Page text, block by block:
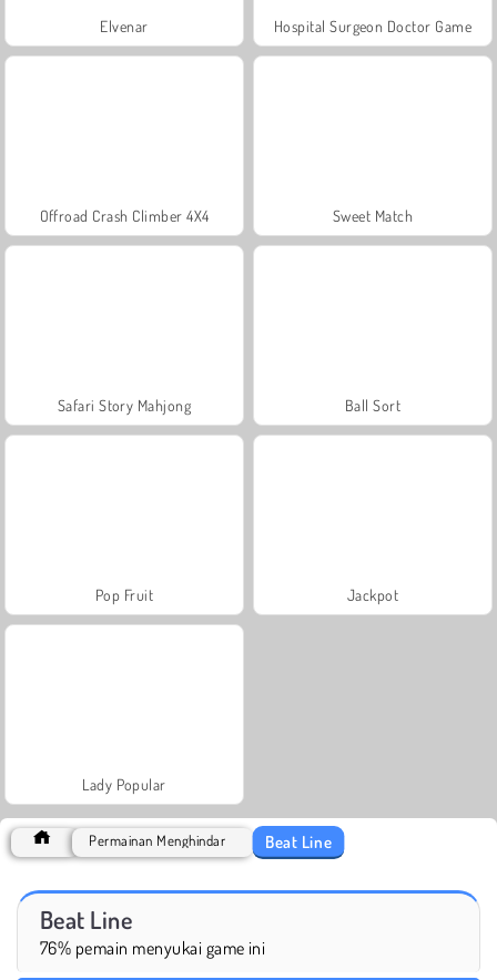
Elvenar Hospital Surgeon Doctor Game
Offroad Crash Climber 4X4 Sweet Match
Safari Story Mahjong Ball Sort
Pop Fruit Jackpot
Lady Popular
Permainan Menghindar Beat Line
Beat Line
76% pemain menyukai game ini